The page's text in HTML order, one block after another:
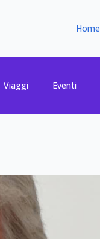
Home
Viaggi Eventi